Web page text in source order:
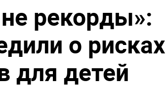
рекорды»:
о рисках
для детей